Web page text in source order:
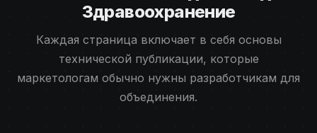
Здравоохранение
Каждая страница включает в себя основы
технической публикации, которые
маркетологам обычно нужны разработчикам для
объединения.